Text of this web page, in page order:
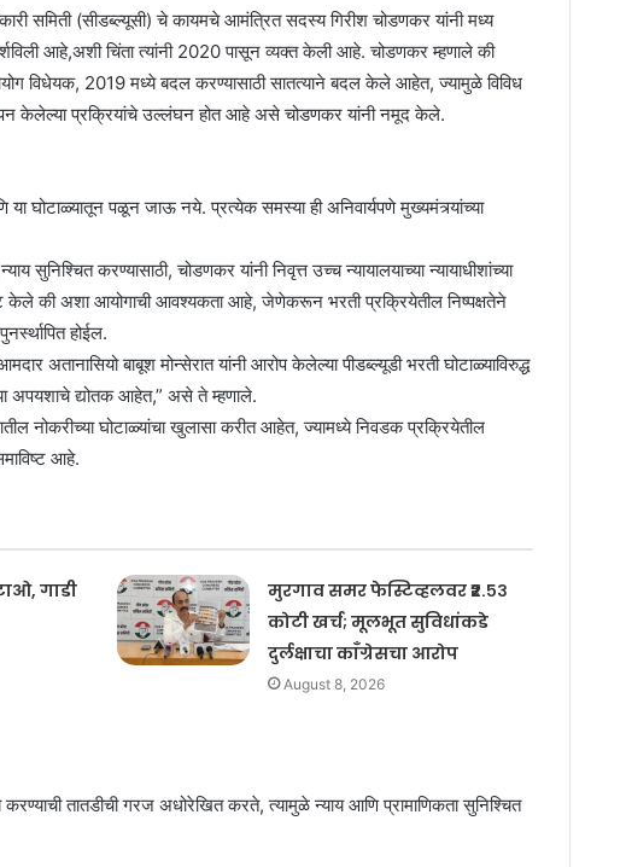
समिती (सीडब्ल्यूसी) चे कायमचे आमंत्रित सदस्य गिरीश चोडणकर यांनी मध्य
दर्शविली आहे,अशी चिंता त्यांनी 2020 पासून व्यक्त केली आहे. चोडणकर म्हणाले की
आयोग विधेयक, 2019 मध्ये बदल करण्यासाठी सातत्याने बदल केले आहेत, ज्यामुळे विविध
केलेल्या प्रक्रियांचे उल्लंघन होत आहे असे चोडणकर यांनी नमूद केले.
या घोटाळ्यातून पळून जाऊ नये. प्रत्येक समस्या ही अनिवार्यपणे मुख्यमंत्र्यांच्या
सुनिश्चित करण्यासाठी, चोडणकर यांनी निवृत्त उच्च न्यायालयाच्या न्यायाधीशांच्या
केले की अशा आयोगाची आवश्यकता आहे, जेणेकरून भरती प्रक्रियेतील निष्पक्षतेने
होईल.
अतानासियो बाबूश मोन्सेरात यांनी आरोप केलेल्या पीडब्ल्यूडी भरती घोटाळ्याविरुद्ध
अपयशाचे द्योतक आहेत,” असे ते म्हणाले.
नोकरीच्या घोटाळ्यांचा खुलासा करीत आहेत, ज्यामध्ये निवडक प्रक्रियेतील
आहे.
गाडी
मुरगाव समर फेस्टिव्हलवर ₹२.५३
कोटी खर्च; मूलभूत सुविधांकडे
दुर्लक्षाचा काँग्रेसचा आरोप
August 8, 2026
करण्याची तातडीची गरज अधोरेखित करते, त्यामुळे न्याय आणि प्रामाणिकता सुनिश्चित